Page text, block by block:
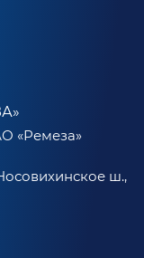
«Ремеза»
ш.,